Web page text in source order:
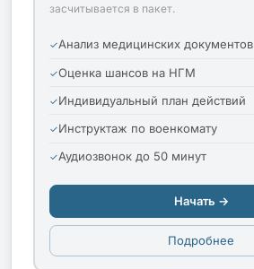
засчитывается в пакет.
Анализ медицинских документов
Оценка шансов на НГМ
Индивидуальный план действий
Инструктаж по военкомату
Аудиозвонок до 50 минут
Начать →
Подробнее